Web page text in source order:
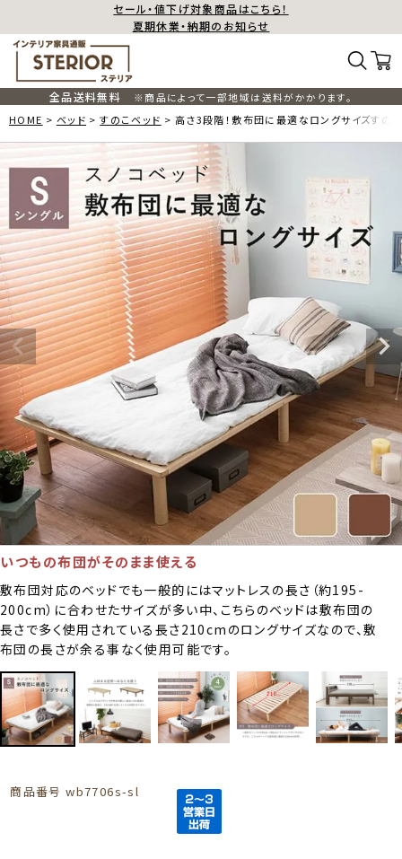
セール・値下げ対象商品はこちら！
夏期休業・納期のお知らせ
全品送料無料
※商品によって一部地域は送料がかかります。
HOME
ベッド すのこベッド 高さ3段階！敷布団に最適なロングサイズすの
いつもの布団がそのまま使える
敷布団対応のベッドでも一般的にはマットレスの長さ（約195-
200cm）に合わせたサイズが多い中、こちらのベッドは敷布団の
長さで多く使用されている長さ210cmのロングサイズなので、敷
布団の長さが余る事なく使用可能です。
商品番号 wb7706s-sl